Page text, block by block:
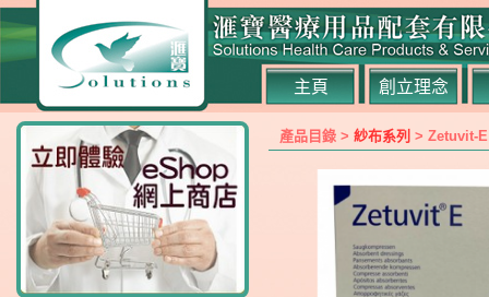
主頁 創立理念
產品目錄 > 紗布系列 > Zetuvit-